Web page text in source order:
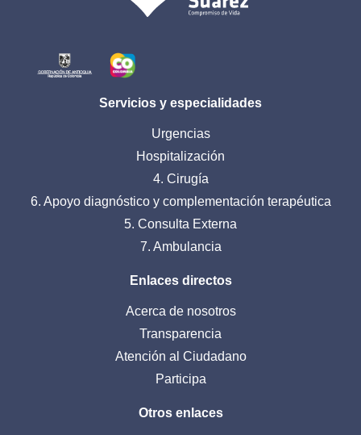
Servicios y especialidades
Urgencias
Hospitalización
4. Cirugía
6. Apoyo diagnóstico y complementación terapéutica
5. Consulta Externa
7. Ambulancia
Enlaces directos
Acerca de nosotros
Transparencia
Atención al Ciudadano
Participa
Otros enlaces